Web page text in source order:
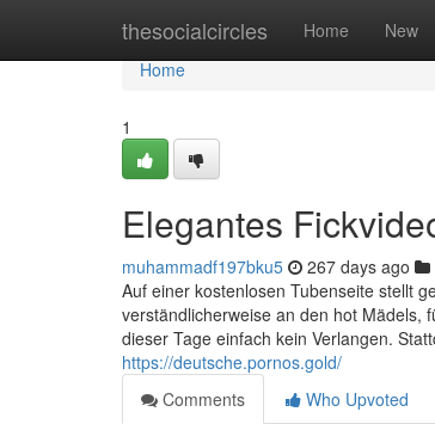
thesocialcircles Home New
Home
Home
1
Elegantes
muhammadf197bku5 267 days ago
Auf einer kostenlosen Tubenseite stellt
verständlicherweise an den hot Mädels,
dieser Tage einfach kein Verlangen.
https://deutsche.pornos.gold/
Comments
Who Upvoted